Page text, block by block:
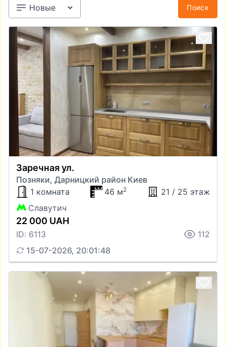
Поиск
Заречная ул.
Позняки, Дарницкий район Киев
1 комната
46 м2
21 / 25 этаж
Славутич
22 000 UAH
ID: 6113
112
15-07-2026, 20:01:48